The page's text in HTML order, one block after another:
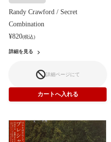
Randy Crawford / Secret
Combination
¥820(税込)
詳細を見る
詳細ページにて